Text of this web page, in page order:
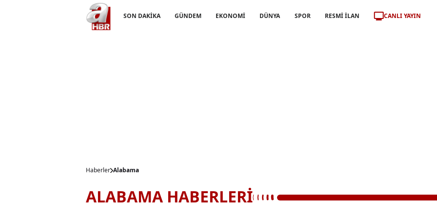
SON DAKİKA GÜNDEM EKONOMİ DÜNYA SPOR RESMİ İLAN CANLI YAYIN
Haberler Alabama
ALABAMA HABERLERİ